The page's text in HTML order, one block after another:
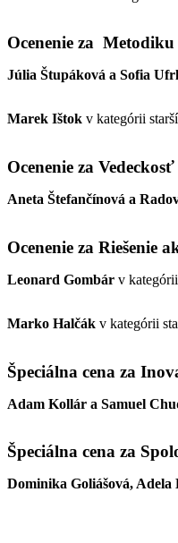
Ocenenie za
Júlia Štupáková a Sofia
Marek Ištok v kategórii
Ocenenie za
Aneta Štefančínová a
Ocenenie za Riešenie
Leonard Gombár v
Marko Halčák v kategórii
Špeciálna cena za
Adam Kollár a Samuel
Špeciálna cena za
Dominika Goliášová,